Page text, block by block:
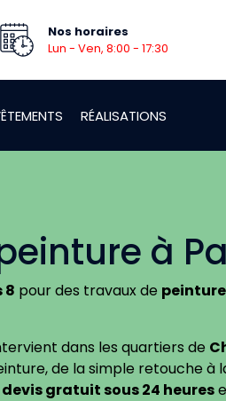
Nos horaires
Lun - Ven, 8:00 - 17:30
RÉALISATIONS
à
8 pour des travaux de
dans les quartiers de
de la simple retouche
devis gratuit sous 24 heures